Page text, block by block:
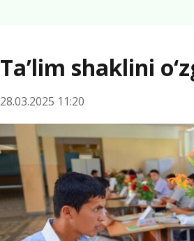
Ta’lim shaklini
28.03.2025 11:20